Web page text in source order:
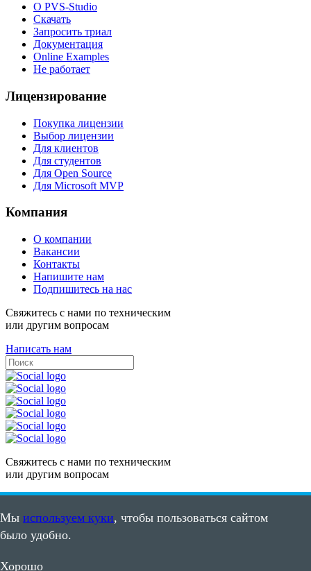
Мы используем куки, чтобы пользоваться сайтом
было удобно.
Хорошо
О PVS-Studio
Скачать
Запросить триал
Документация
Online Examples
Не работает
Лицензирование
Покупка лицензии
Выбор лицензии
Для клиентов
Для студентов
Для Open Source
Для Microsoft MVP
Компания
О компании
Вакансии
Контакты
Напишите нам
Подпишитесь на нас
Свяжитесь с нами по техническим
или другим вопросам
Написать нам
Свяжитесь с нами по техническим
или другим вопросам
Написать нам
Карта сайта
Пользовательское соглашение